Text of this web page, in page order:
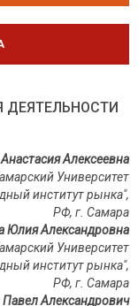
ДЕЯТЕЛЬНОСТИ
Алексеевна
Университет
институт рынка",
РФ, г. Самара
Юлия Александровна
Университет
институт рынка",
РФ, г. Самара
Александрович